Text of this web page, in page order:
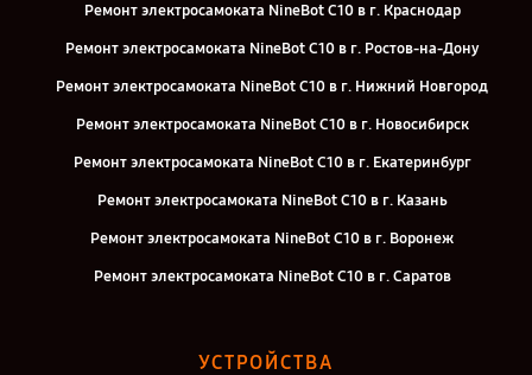
Ремонт электросамоката NineBot С10 в г. Краснодар
Ремонт электросамоката NineBot С10 в г. Ростов-на-Дону
Ремонт электросамоката NineBot С10 в г. Нижний Новгород
Ремонт электросамоката NineBot С10 в г. Новосибирск
Ремонт электросамоката NineBot С10 в г. Екатеринбург
Ремонт электросамоката NineBot С10 в г. Казань
Ремонт электросамоката NineBot С10 в г. Воронеж
Ремонт электросамоката NineBot С10 в г. Саратов
Ремонт электросамоката NineBot С10 в г. Киров
УСТРОЙСТВА